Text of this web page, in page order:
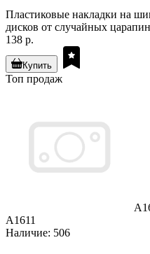
Пластиковые накладки на
дисков от случайных
138 р.
Купить
Топ продаж
A1611
Наличие: 506